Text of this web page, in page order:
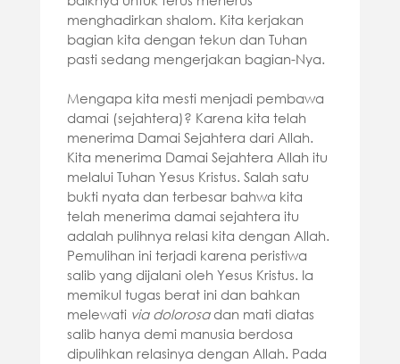
menghadirkan shalom. Kita kerjakan
bagian kita dengan tekun dan Tuhan
pasti sedang mengerjakan bagian-Nya.
Mengapa kita mesti menjadi pembawa
damai (sejahtera)? Karena kita telah
menerima Damai Sejahtera dari Allah.
Kita menerima Damai Sejahtera Allah itu
melalui Tuhan Yesus Kristus. Salah satu
bukti nyata dan terbesar bahwa kita
telah menerima damai sejahtera itu
adalah pulihnya relasi kita dengan Allah.
Pemulihan ini terjadi karena peristiwa
salib yang dijalani oleh Yesus Kristus. Ia
memikul tugas berat ini dan bahkan
melewati via dolorosadan mati diatas
salib hanya demi manusia berdosa
dipulihkan relasinya dengan Allah. Pada